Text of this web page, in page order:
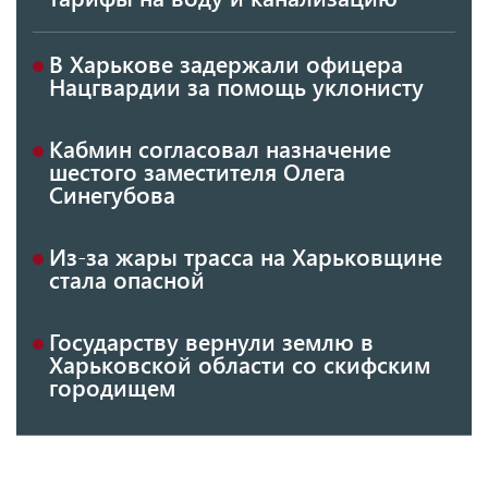
В Харькове задержали офицера
Нацгвардии за помощь уклонисту
Кабмин согласовал назначение
шестого заместителя Олега
Синегубова
Из-за жары трасса на Харьковщине
стала опасной
Государству вернули землю в
Харьковской области со скифским
городищем